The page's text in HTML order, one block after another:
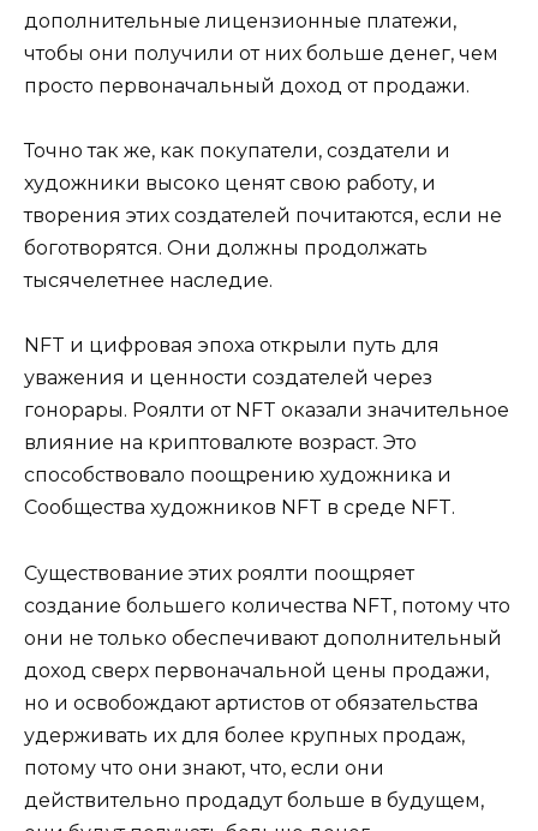
дополнительные лицензионные платежи,
чтобы они получили от них больше денег, чем
просто первоначальный доход от продажи.
Точно так же, как покупатели, создатели и
художники высоко ценят свою работу, и
творения этих создателей почитаются, если не
боготворятся. Они должны продолжать
тысячелетнее наследие.
NFT и цифровая эпоха открыли путь для
уважения и ценности создателей через
гонорары. Роялти от NFT оказали значительное
влияние на криптовалюте возраст. Это
способствовало поощрению художника и
Сообщества художников NFT в среде NFT.
Существование этих роялти поощряет
создание большего количества NFT, потому что
они не только обеспечивают дополнительный
доход сверх первоначальной цены продажи,
но и освобождают артистов от обязательства
удерживать их для более крупных продаж,
потому что они знают, что, если они
действительно продадут больше в будущем,